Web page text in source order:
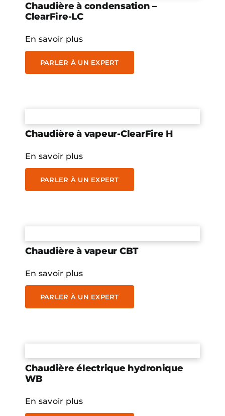
Chaudière à condensation –
ClearFire-LC
En savoir plus
PARLER À UN EXPERT
Chaudière à vapeur-ClearFire H
En savoir plus
PARLER À UN EXPERT
Chaudière à vapeur CBT
En savoir plus
PARLER À UN EXPERT
Chaudière électrique hydronique
WB
En savoir plus